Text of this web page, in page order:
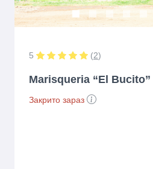
5 (2)
Marisqueria “El
Закрито зараз